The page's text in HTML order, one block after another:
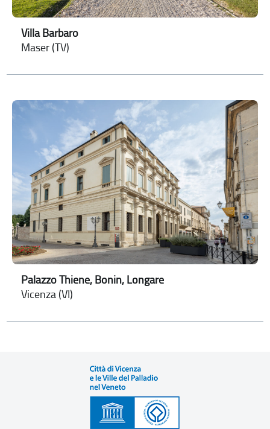
Villa Barbaro
Maser (TV)
Palazzo Thiene, Bonin, Longare
Vicenza (VI)